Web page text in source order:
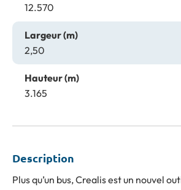
12.570
Largeur (m)
2,50
Hauteur (m)
3.165
Description
Plus qu’un bus, Crealis est un nouvel